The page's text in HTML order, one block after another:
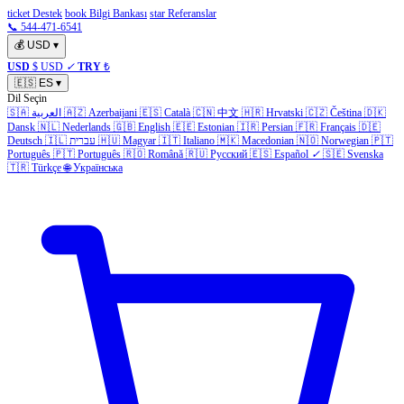
ticket Destek book Bilgi Bankası star Referanslar
📞 544-471-6541
💰 USD ▾
USD $ USD ✓ TRY ₺
🇪🇸 ES ▾
Dil Seçin
🇸🇦 العربية 🇦🇿 Azerbaijani 🇪🇸 Català 🇨🇳 中文 🇭🇷 Hrvatski 🇨🇿 Čeština 🇩🇰
Dansk 🇳🇱 Nederlands 🇬🇧 English 🇪🇪 Estonian 🇮🇷 Persian 🇫🇷 Français 🇩🇪
Deutsch 🇮🇱 עברית 🇭🇺 Magyar 🇮🇹 Italiano 🇲🇰 Macedonian 🇳🇴 Norwegian 🇵🇹
Português 🇵🇹 Português 🇷🇴 Română 🇷🇺 Русский 🇪🇸 Español ✓ 🇸🇪 Svenska
🇹🇷 Türkçe 🌐 Українська